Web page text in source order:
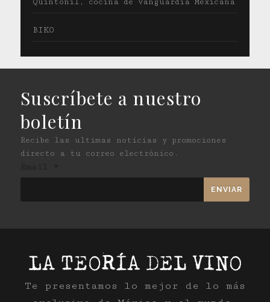
BIKO
Suscríbete a nuestro
boletín
Recibe las ultimas noticias y promociones
directo a tu correo electrónico.
Te presentamos lo mejor de lo más